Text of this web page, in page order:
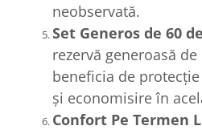
neobservată.
Set Generos de 60
rezervă generoasă
beneficia de
și economisire în
Confort Pe Termen